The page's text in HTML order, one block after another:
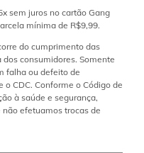
sem juros no cartão Gang
mínima de R$9,99.
do cumprimento das
consumidores. Somente
falha ou defeito de
CDC. Conforme o Código de
à saúde e segurança,
não efetuamos trocas de